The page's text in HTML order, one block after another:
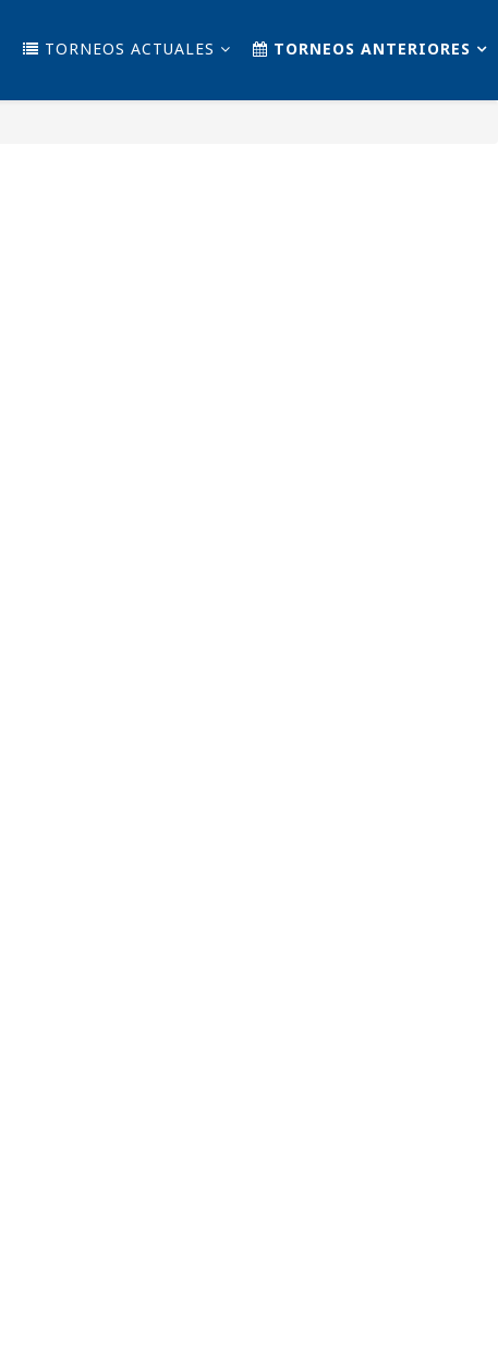
TORNEOS ACTUALES TORNEOS ANTERIORES